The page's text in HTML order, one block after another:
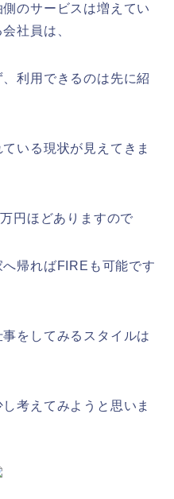
のサービスは増えてい
社員は、
利用できるのは先に紹
いる現状が見えてきま
円ほどありますので
帰ればFIREも可能です
をしてみるスタイルは
考えてみようと思いま